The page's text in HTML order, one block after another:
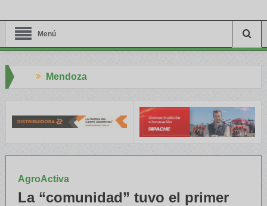
Menú
AgroActiva
La “comunidad” tuvo el primer